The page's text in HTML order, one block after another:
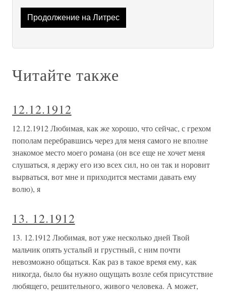
Продолжение на Литрес
Читайте также
12.12.1912
12.12.1912 Любимая, как же хорошо, что сейчас, с грехом
пополам перебравшись через для меня самого не вполне
знакомое место моего романа (он все еще не хочет меня
слушаться, я держу его изо всех сил, но он так и норовит
вырваться, вот мне и приходится местами давать ему
волю), я
13. 12.1912
13. 12.1912 Любимая, вот уже несколько дней Твой
мальчик опять усталый и грустный, с ним почти
невозможно общаться. Как раз в такое время ему, как
никогда, было бы нужно ощущать возле себя присутствие
любящего, решительного, живого человека. А может,